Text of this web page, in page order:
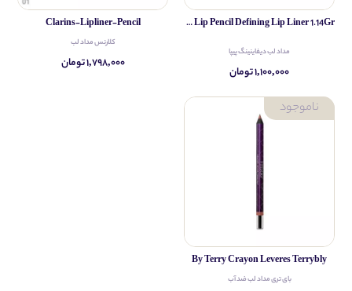
Pippa Lip Pencil Defining Lip Liner 1.14Gr
مداد لب دیفاینینگ پیپا
۱,۱۰۰,۰۰۰ تومان
Clarins-Lipliner-Pencil
کلارنس مداد لب
۱,۷۹۸,۰۰۰ تومان
By Terry Crayon Leveres Terrybly
بای تری مداد لب ضد آب